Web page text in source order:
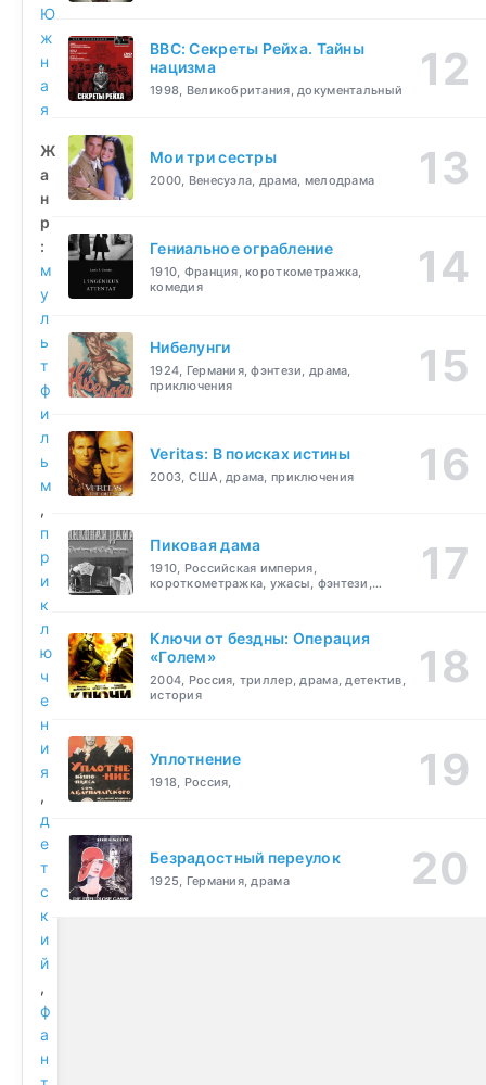
Ю
ж
н
а
я
Ж
а
н
р
:
м
у
л
ь
т
ф
и
л
ь
м
,
п
р
и
к
л
ю
ч
е
н
и
я
,
д
е
т
с
к
и
й
,
ф
а
н
BBC: Секреты Рейха. Тайны
нацизма
1998, Великобритания, документальный
Мои три сестры
2000, Венесуэла, драма, мелодрама
Гениальное ограбление
1910, Франция, короткометражка,
комедия
Нибелунги
1924, Германия, фэнтези, драма,
приключения
Veritas: В поисках истины
2003, США, драма, приключения
Пиковая дама
1910, Российская империя,
короткометражка, ужасы, фэнтези,
Ключи от бездны: Операция
«Голем»
2004, Россия, триллер, драма, детектив,
история
Уплотнение
1918, Россия,
Безрадостный переулок
1925, Германия, драма